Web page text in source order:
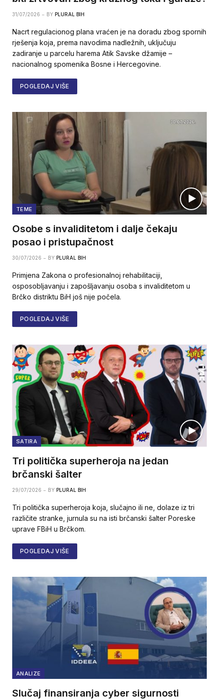
31/07/2026 BY PLURAL BIH
Nacrt regulacionog plana vraćen je na doradu zbog spornih
rješenja koja, prema navodima nadležnih, uključuju
zadiranje u parcelu harema Atik Savske džamije –
nacionalnog spomenika Bosne i Hercegovine.
POGLEDAJ VIŠE
TEME
Osobe s invaliditetom i dalje čekaju
posao i pristupačnost
30/07/2026 BY PLURAL BIH
Primjena Zakona o profesionalnoj rehabilitaciji,
osposobljavanju i zapošljavanju osoba s invaliditetom u
Brčko distriktu BiH još nije počela.
POGLEDAJ VIŠE
SATIRA
Tri politička superheroja na jedan
brčanski šalter
29/07/2026 BY PLURAL BIH
Tri politička superheroja koja, slučajno ili ne, dolaze iz tri
različite stranke, jurnula su na isti brčanski šalter Poreske
uprave FBiH u Brčkom.
POGLEDAJ VIŠE
ANALIZE
Slučaj finansiranja cyber sigurnosti